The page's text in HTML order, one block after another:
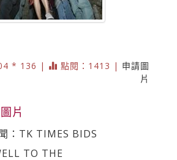
* 136 | 點閱：1413 | 申請圖
片
片
：TK TIMES BIDS
TO THE